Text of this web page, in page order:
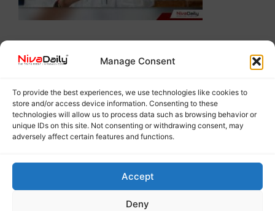
Manage Consent
To provide the best experiences, we use technologies like cookies to
store and/or access device information. Consenting to these
technologies will allow us to process data such as browsing behavior or
unique IDs on this site. Not consenting or withdrawing consent, may
adversely affect certain features and functions.
Accept
Deny